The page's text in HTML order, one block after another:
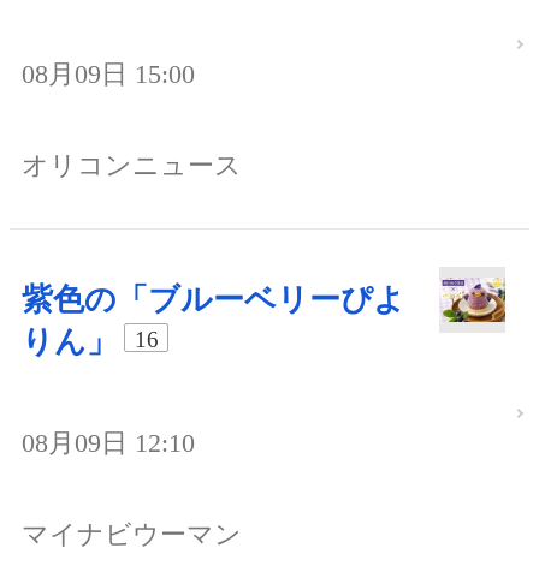
08月09日 15:00
オリコンニュース
紫色の「ブルーベリーぴよ
りん」
16
08月09日 12:10
マイナビウーマン